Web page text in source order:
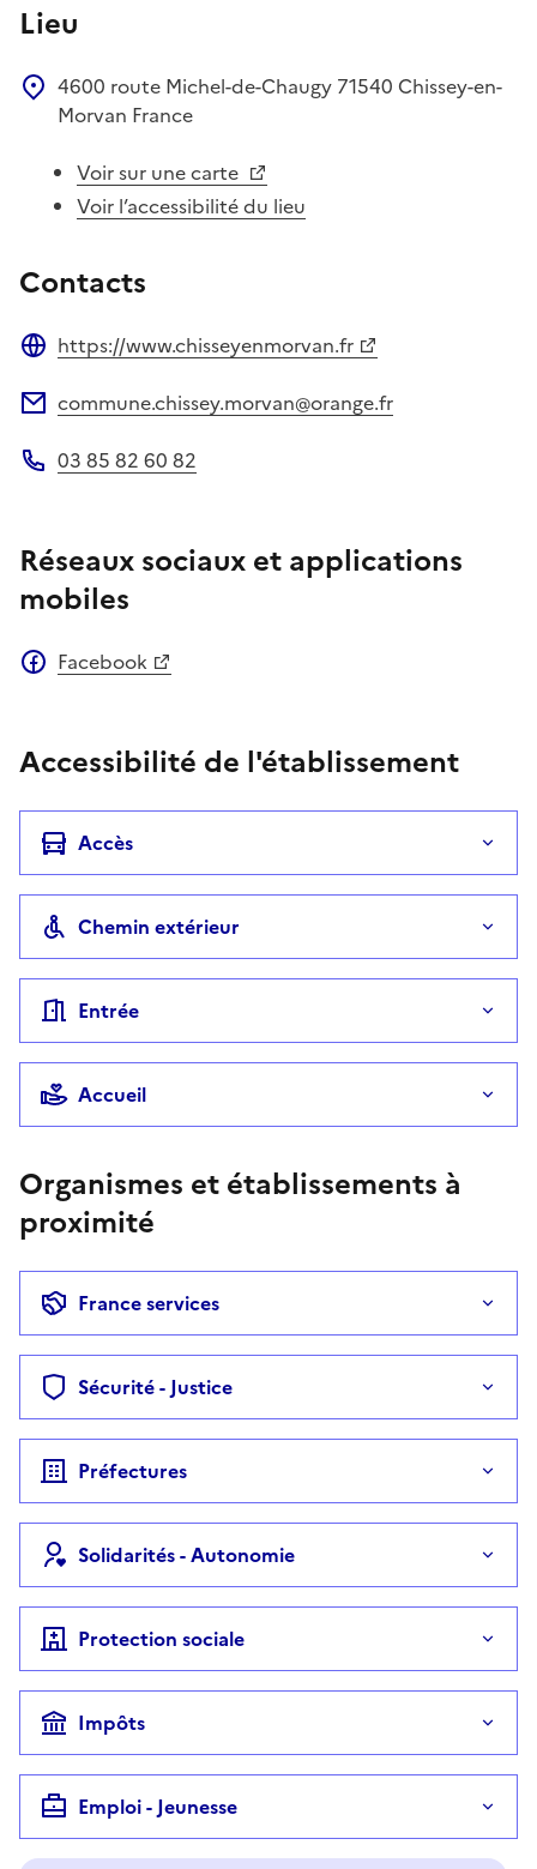
Lieu
4600 route Michel-de-Chaugy 71540 Chissey-en-
Morvan France
Voir sur une carte
Voir l’accessibilité du lieu
Contacts
https://www.chisseyenmorvan.fr
commune.chissey.morvan@orange.fr
03 85 82 60 82
Réseaux sociaux et applications
mobiles
Facebook
Accessibilité de l'établissement
Accès
Chemin extérieur
Entrée
Accueil
Organismes et établissements à
proximité
France services
Sécurité - Justice
Préfectures
Solidarités - Autonomie
Protection sociale
Impôts
Emploi - Jeunesse